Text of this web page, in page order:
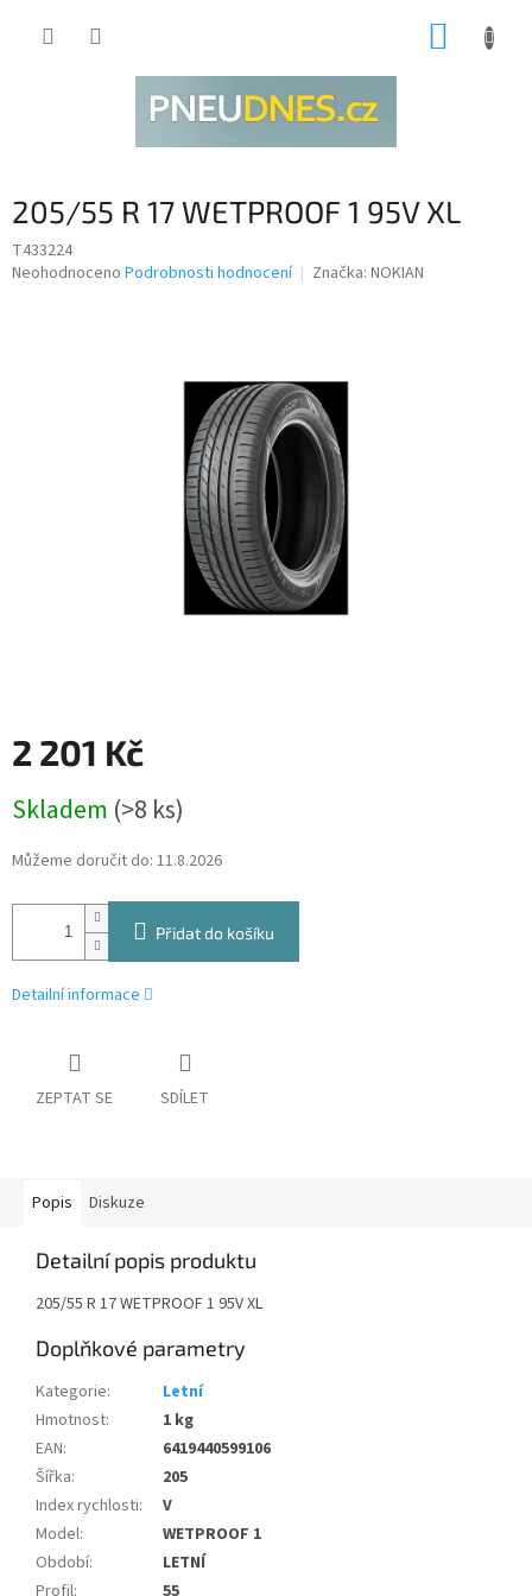
205/55 R 17 WETPROOF 1 95V XL
T433224
Průměrné
Neohodnoceno Podrobnosti hodnocení Značka: NOKIAN
2 201 Kč
cena:
Skladem (>8 ks)
Můžeme doručit do: 11.8.2026
Přidat do košíku
Detailní informace
ZEPTAT SE SDÍLET
Popis Diskuze
Detailní popis produktu
205/55 R 17 WETPROOF 1 95V XL
Doplňkové parametry
Kategorie:
Letní
Hmotnost:
1 kg
EAN:
6419440599106
Šířka:
205
Index rychlosti:
V
Model:
WETPROOF 1
Období:
LETNÍ